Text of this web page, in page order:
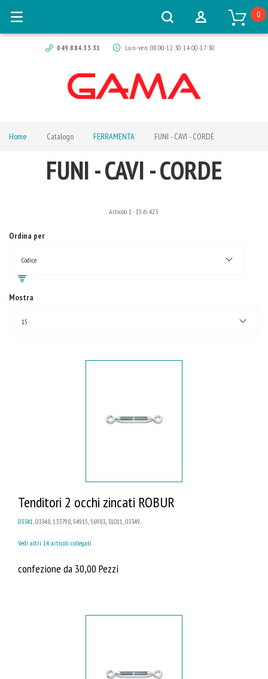
049 884 33 31 Lun-ven 08:00-12:30 14:00-17:30
0
Home Catalogo FERRAMENTA FUNI - CAVI - CORDE
FUNI - CAVI - CORDE
Ordina per
Codice
Articoli 1 -15 di 423
Mostra
15
Tenditori 2 occhi zincati ROBUR
03341, 03348, 133798, 54915, 56983, 31011, 03349...
Vedi altri 14 articoli collegati
confezione da 30,00 Pezzi